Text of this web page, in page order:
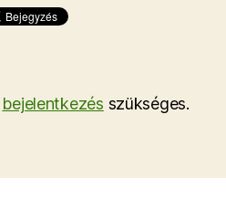
bejelentkezés szükséges.